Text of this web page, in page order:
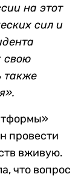
на этот
сил и
свою
также
провести
вживую.
что вопрос